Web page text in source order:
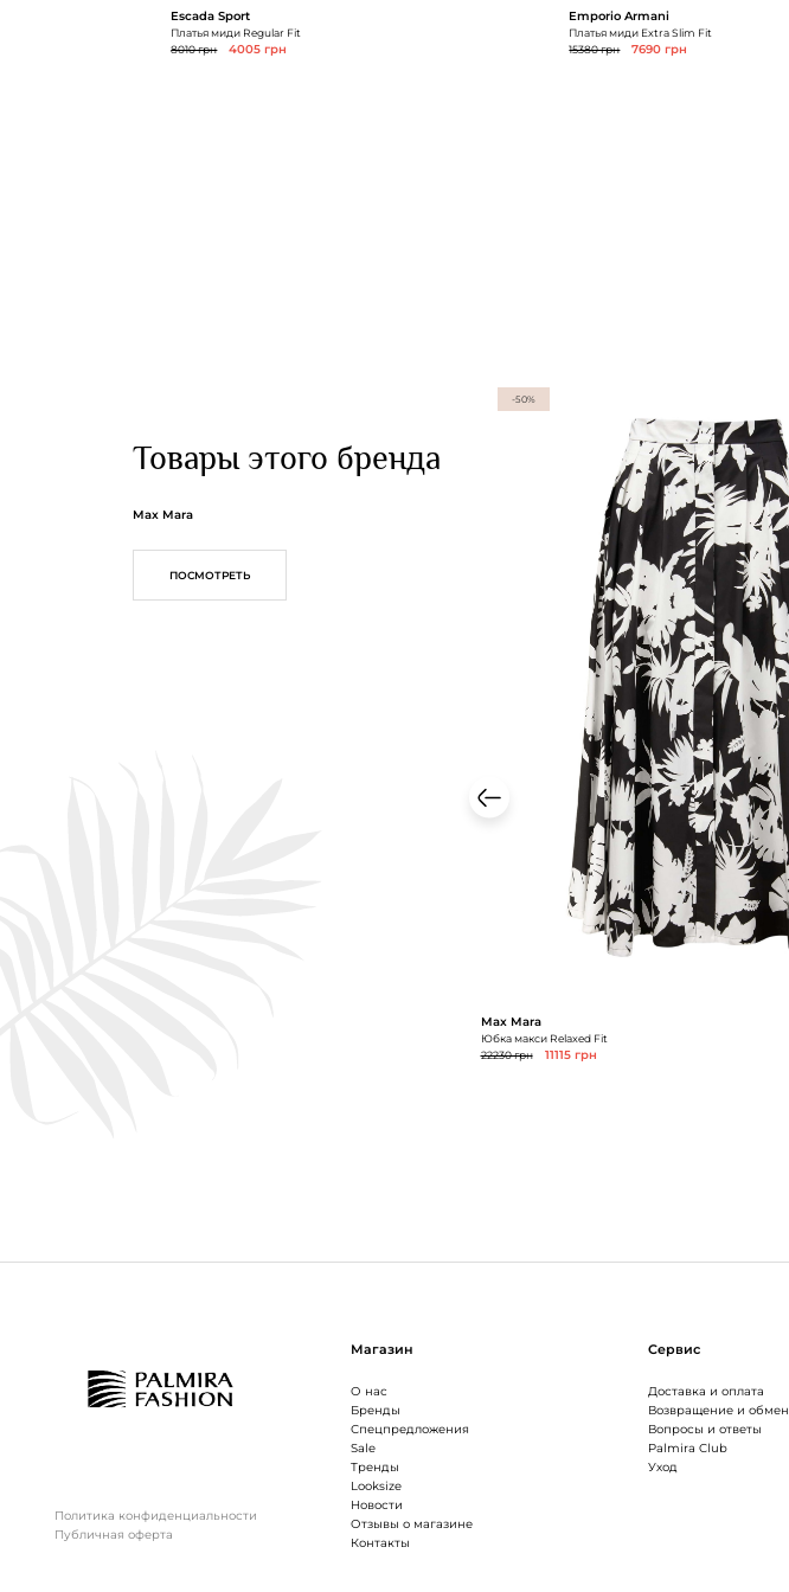
Escada Sport
Платья миди Regular Fit
8010 грн
4005 грн
Emporio Armani
Платья миди Extra Slim Fit
15380 грн
7690 грн
Товары этого бренда
Max Mara
ПОСМОТРЕТЬ
-50%
Max Mara
Юбка макси Relaxed Fit
22230 грн
11115 грн
Политика конфиденциальности
Публичная оферта
Магазин
О нас
Бренды
Спецпредложения
Sale
Тренды
Looksize
Новости
Отзывы о магазине
Контакты
Сервис
Доставка и оплата
Возвращение и обмен
Вопросы и ответы
Palmira Club
Уход